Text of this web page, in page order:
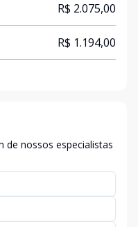
R$ 2.075,00
R$ 1.194,00
de nossos especialistas